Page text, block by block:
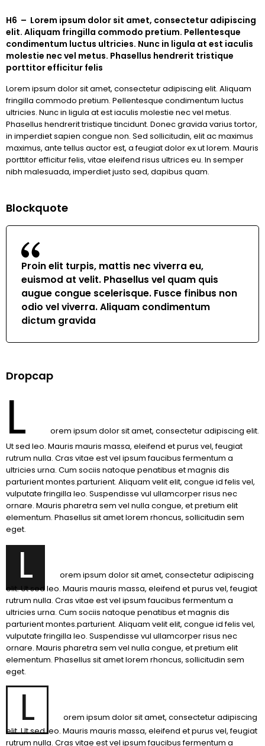
H6 – Lorem ipsum dolor sit amet, consectetur adipiscing
elit. Aliquam fringilla commodo pretium. Pellentesque
condimentum luctus ultricies. Nunc in ligula at est iaculis
molestie nec vel metus. Phasellus hendrerit tristique
porttitor efficitur felis
Lorem ipsum dolor sit amet, consectetur adipiscing elit. Aliquam
fringilla commodo pretium. Pellentesque condimentum luctus
ultricies. Nunc in ligula at est iaculis molestie nec vel metus.
Phasellus hendrerit tristique tincidunt. Donec gravida varius tortor,
in imperdiet sapien congue non. Sed sollicitudin, elit ac maximus
maximus, ante tellus auctor est, a feugiat dolor ex ut lorem. Mauris
porttitor efficitur felis, vitae eleifend risus ultrices eu. In semper
nibh malesuada, imperdiet justo sed, dapibus quam.
Blockquote
Proin elit turpis, mattis nec viverra eu,
euismod at velit. Phasellus vel quam quis
augue congue scelerisque. Fusce finibus non
odio vel viverra. Aliquam condimentum
dictum gravida
Dropcap
L
orem ipsum dolor sit amet, consectetur adipiscing elit.
Ut sed leo. Mauris mauris massa, eleifend et purus vel, feugiat
rutrum nulla. Cras vitae est vel ipsum faucibus fermentum a
ultricies urna. Cum sociis natoque penatibus et magnis dis
parturient montes.parturient. Aliquam velit elit, congue id felis vel,
vulputate fringilla leo. Suspendisse vul ullamcorper risus nec
ornare. Mauris pharetra sem vel nulla congue, et pretium elit
elementum. Phasellus sit amet lorem rhoncus, sollicitudin sem
eget.
L
orem ipsum dolor sit amet, consectetur adipiscing
elit. Ut sed leo. Mauris mauris massa, eleifend et purus vel, feugiat
rutrum nulla. Cras vitae est vel ipsum faucibus fermentum a
ultricies urna. Cum sociis natoque penatibus et magnis dis
parturient montes.parturient. Aliquam velit elit, congue id felis vel,
vulputate fringilla leo. Suspendisse vul ullamcorper risus nec
ornare. Mauris pharetra sem vel nulla congue, et pretium elit
elementum. Phasellus sit amet lorem rhoncus, sollicitudin sem
eget.
L
orem ipsum dolor sit amet, consectetur adipiscing
elit. Ut sed leo. Mauris mauris massa, eleifend et purus vel, feugiat
rutrum nulla. Cras vitae est vel ipsum faucibus fermentum a